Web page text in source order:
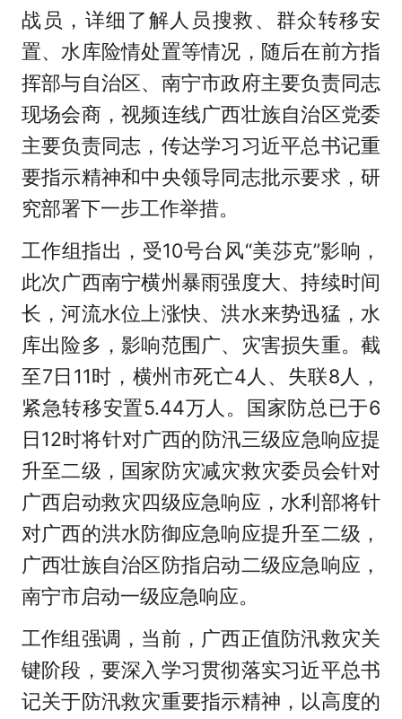
战员，详细了解人员搜救、群众转移安
置、水库险情处置等情况，随后在前方指
挥部与自治区、南宁市政府主要负责同志
现场会商，视频连线广西壮族自治区党委
主要负责同志，传达学习习近平总书记重
要指示精神和中央领导同志批示要求，研
究部署下一步工作举措。
工作组指出，受10号台风“美莎克”影响，
此次广西南宁横州暴雨强度大、持续时间
长，河流水位上涨快、洪水来势迅猛，水
库出险多，影响范围广、灾害损失重。截
至7日11时，横州市死亡4人、失联8人，
紧急转移安置5.44万人。国家防总已于6
日12时将针对广西的防汛三级应急响应提
升至二级，国家防灾减灾救灾委员会针对
广西启动救灾四级应急响应，水利部将针
对广西的洪水防御应急响应提升至二级，
广西壮族自治区防指启动二级应急响应，
南宁市启动一级应急响应。
工作组强调，当前，广西正值防汛救灾关
键阶段，要深入学习贯彻落实习近平总书
记关于防汛救灾重要指示精神，以高度的